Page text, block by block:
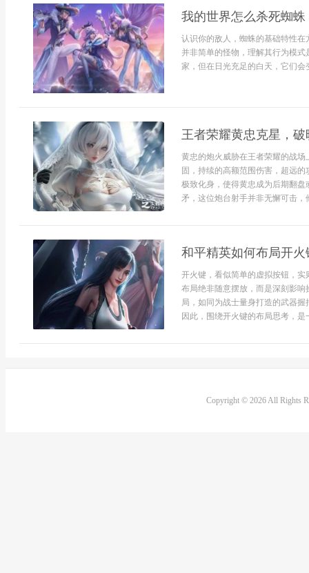
我的世界怎么杀死蜘
认识你的敌人，蜘蛛的基础特性
并非简单的怪物，理解其行为模
家，但在日光充足的白天，它们
王者荣耀黄忠克星，
黄忠的炮火威胁在王者荣耀的战
固，持续的高额范围伤害，超远
极致化身，使得黄忠成为后期翻
矛，这位炮台射手并非无懈可击，
和平精英如何布局开
开火键，看似简单的虚拟按钮，
布局绝非随意摆放，而是深刻影
局，如同为战士量身打造的武器
因此，围绕开火键的布局思考，是
Copyright © 2026 All Rights